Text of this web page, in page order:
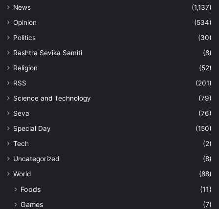
News
(1,137)
Opinion
(534)
Politics
(30)
Rashtra Sevika Samiti
(8)
Religion
(52)
RSS
(201)
Science and Technology
(79)
Seva
(76)
Special Day
(150)
Tech
(2)
Uncategorized
(8)
World
(88)
Foods
(11)
Games
(7)